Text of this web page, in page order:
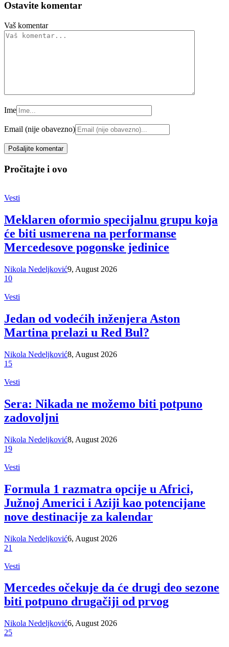
Ostavite komentar
Vaš komentar
Ime
Email (nije obavezno)
Pročitajte i ovo
Vesti
Meklaren oformio specijalnu grupu koja
će biti usmerena na performanse
Mercedesove pogonske jedinice
Nikola Nedeljković9, August 2026
10
Vesti
Jedan od vodećih inženjera Aston
Martina prelazi u Red Bul?
Nikola Nedeljković8, August 2026
15
Vesti
Sera: Nikada ne možemo biti potpuno
zadovoljni
Nikola Nedeljković8, August 2026
19
Vesti
Formula 1 razmatra opcije u Africi,
Južnoj Americi i Aziji kao potencijane
nove destinacije za kalendar
Nikola Nedeljković6, August 2026
21
Vesti
Mercedes očekuje da će drugi deo sezone
biti potpuno drugačiji od prvog
Nikola Nedeljković6, August 2026
25